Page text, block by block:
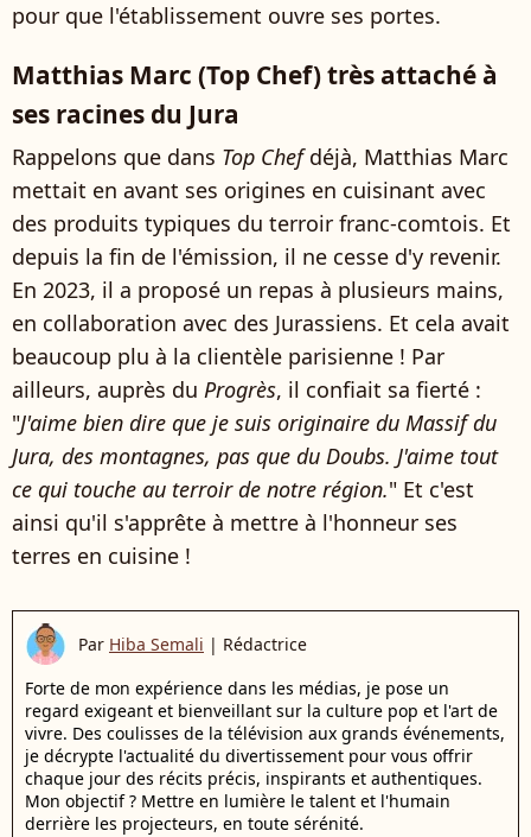
pour que l'établissement ouvre ses portes.
Matthias Marc (Top Chef) très attaché à
ses racines du Jura
Rappelons que dans Top Chefdéjà, Matthias Marc
mettait en avant ses origines en cuisinant avec
des produits typiques du terroir franc-comtois. Et
depuis la fin de l'émission, il ne cesse d'y revenir.
En 2023, il a proposé un repas à plusieurs mains,
en collaboration avec des Jurassiens. Et cela avait
beaucoup plu à la clientèle parisienne ! Par
ailleurs, auprès du Progrès, il confiait sa fierté :
"J'aime bien dire que je suis originaire du Massif du
Jura, des montagnes, pas que du Doubs. J'aime tout
ce qui touche au terroir de notre région." Et c'est
ainsi qu'il s'apprête à mettre à l'honneur ses
terres en cuisine !
Par Hiba Semali | Rédactrice
Forte de mon expérience dans les médias, je pose un
regard exigeant et bienveillant sur la culture pop et l'art de
vivre. Des coulisses de la télévision aux grands événements,
je décrypte l'actualité du divertissement pour vous offrir
chaque jour des récits précis, inspirants et authentiques.
Mon objectif ? Mettre en lumière le talent et l'humain
derrière les projecteurs, en toute sérénité.